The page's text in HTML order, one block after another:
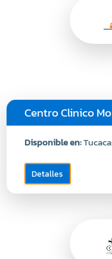
Centro Clinico
Disponible en:
Detalles